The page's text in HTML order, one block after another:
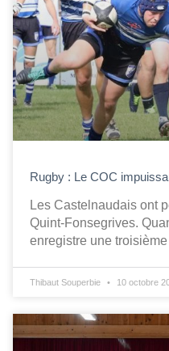
Rugby : Le COC
Les Castelnaudais ont
Quint-Fonsegrives.
enregistre une
Thibaut Souperbie 10 octobre